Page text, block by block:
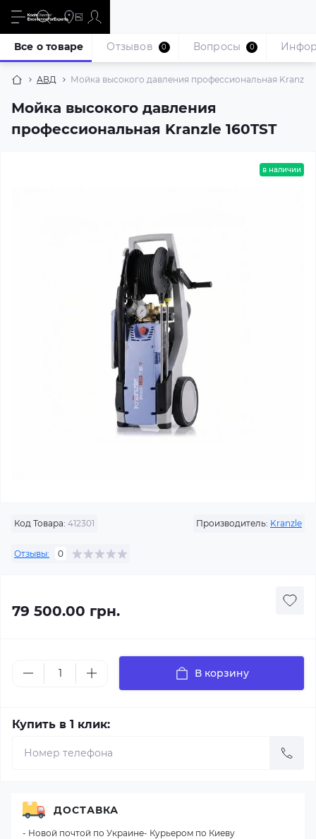
АВД Мойка высокого давления профессиональная Kranzle
Мойка высокого давления
профессиональная Kranzle 160TST
Все о товаре Отзывов 0 Вопросы 0
в наличии
Код Товара: 412301 Производитель: Kranzle
Отзывы: 0
79 500.00 грн.
В корзину
Купить в 1 клик:
ДОСТАВКА
- Новой почтой по Украине- Курьером по Киеву